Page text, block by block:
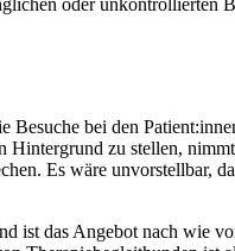
oder unkontrollierten
bei den
zu stellen,
Es wäre unvorstellbar,
ist das Angebot nach wie